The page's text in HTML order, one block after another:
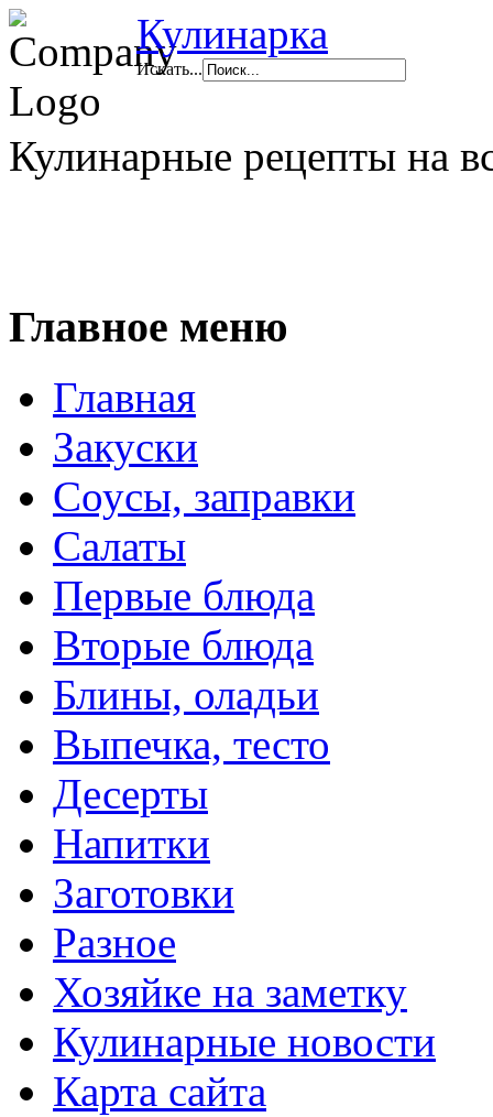
Кулинарка
Искать...
Кулинарные рецепты на
Главное меню
Главная
Закуски
Соусы, заправки
Салаты
Первые блюда
Вторые блюда
Блины, оладьи
Выпечка, тесто
Десерты
Напитки
Заготовки
Разное
Хозяйке на заметку
Кулинарные новости
Карта сайта